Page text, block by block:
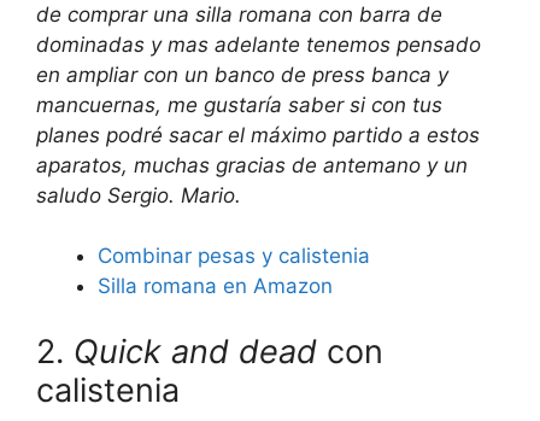
de comprar una silla romana con barra de
dominadas y mas adelante tenemos pensado
en ampliar con un banco de press banca y
mancuernas, me gustaría saber si con tus
planes podré sacar el máximo partido a estos
aparatos, muchas gracias de antemano y un
saludo Sergio. Mario.
Combinar pesas y calistenia
Silla romana en Amazon
2. Quick and dead con
calistenia